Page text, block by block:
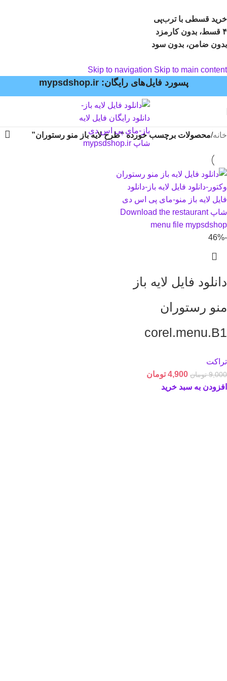
خرید قسطی با ترب‌پی
۴ قسط، بدون کارمزد
بدون ضامن، بدون سود
Skip to navigation Skip to main content
پسورد فایل‌های رایگان: mypsdshop.ir
خانه/محصولات برچسب خورده “طرح لایه باز منو رستوران”
-46%
دانلود فایل لایه باز
منو رستوران
corel.menu.B1
تراکت
9,000 تومان 4,900 تومان
افزودن به سبد خرید